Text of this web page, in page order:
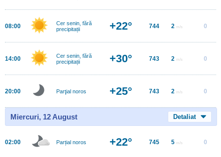
08:00
Cer senin, fără
precipitații
+22° 744 2 m/s 0
14:00
Cer senin, fără
precipitații
+30° 743 2 m/s 0
20:00 Parţial noros +25° 743 2 m/s 0
Miercuri, 12 August Detaliat
02:00 Parțial noros +22° 745 5 m/s 0